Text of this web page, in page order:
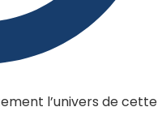
l’univers de cette